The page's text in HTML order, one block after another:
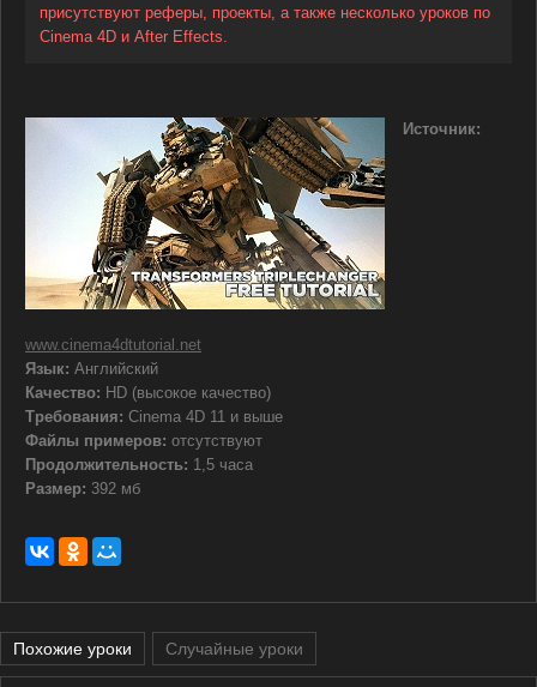
присутствуют реферы, проекты, а также несколько уроков по
Cinema 4D и After Effects.
Источник:
www.cinema4dtutorial.net
Язык: Английский
Качество: HD (высокое качество)
Требования: Cinema 4D 11 и выше
Файлы примеров: отсутствуют
Продолжительность: 1,5 часа
Размер: 392 мб
Похожие уроки Случайные уроки